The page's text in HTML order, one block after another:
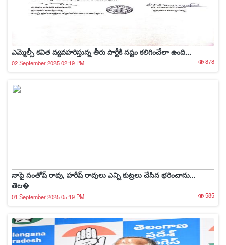
ఎమ్మెల్సీ కవిత వ్యవహరిస్తున్న తీరు పార్టీకి నష్టం కలిగించేలా ఉంది...
02 September 2025 02:19 PM 878
నాపై సంతోష్ రావు, హరీష్ రావులు ఎన్ని కుట్రలు చేసిన భరించాను...
తెల�
01 September 2025 05:19 PM 585